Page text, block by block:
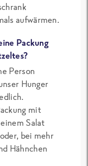
aufwärmen.
Packung
Person
Hunger
mit
Salat
bei mehr
Hähnchen